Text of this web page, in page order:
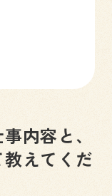
内容と、
えてくだ